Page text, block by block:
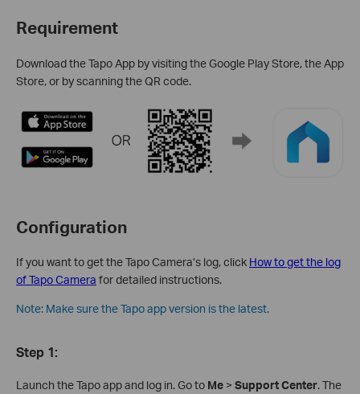
Requirement
Download the Tapo App by visiting the Google Play Store, the App
Store, or by scanning the QR code.
Configuration
If you want to get the Tapo Camera’s log, click How to get the log
of Tapo Camera for detailed instructions.
Note: Make sure the Tapo app version is the latest.
Step 1:
Launch the Tapo app and log in. Go to Me > Support Center. The